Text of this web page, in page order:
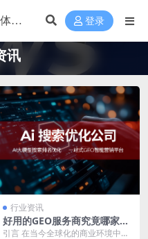
登录
讯
行业资讯
好用的GEO服务商究竟哪家
强？这些要点揭秘！
引言 在当今全球化的商业环境中，